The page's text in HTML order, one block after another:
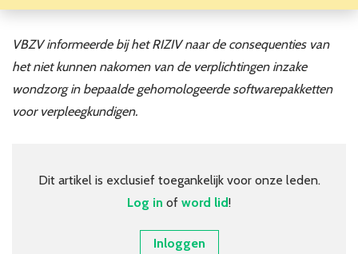
VBZV informeerde bij het RIZIV naar de consequenties van
het niet kunnen nakomen van de verplichtingen inzake
wondzorg in bepaalde gehomologeerde softwarepakketten
voor verpleegkundigen.
Dit artikel is exclusief toegankelijk voor onze leden.
Log in of word lid!
Inloggen
Zoekertjes
Dossiers
Nuttige links
Navormingen
Lid worden
Account